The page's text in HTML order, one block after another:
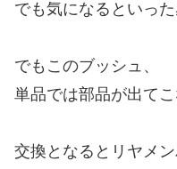
でも気になるといった
でもこのブッシュ、
単品では部品が出て
交換となるとリヤメ